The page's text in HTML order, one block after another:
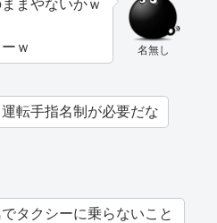
名無し
まやないかｗ
ｗ
転手指名制が必要だな
タクシーに乗らないこと